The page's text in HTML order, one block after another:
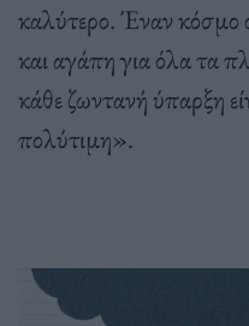
καλύτερο. Έναν κόσμο
και αγάπη για όλα τα
κάθε ζωντανή ύπαρξη
πολύτιμη».